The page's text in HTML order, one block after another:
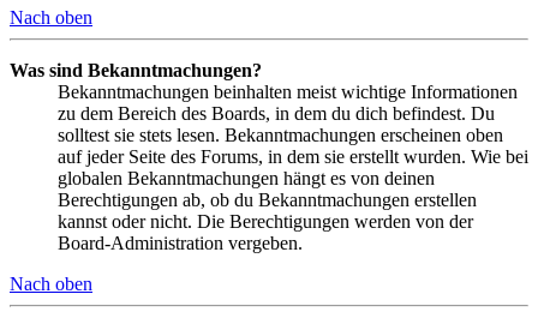
Nach oben
Was sind Bekanntmachungen?
Bekanntmachungen beinhalten meist wichtige Informationen
zu dem Bereich des Boards, in dem du dich befindest. Du
solltest sie stets lesen. Bekanntmachungen erscheinen oben
auf jeder Seite des Forums, in dem sie erstellt wurden. Wie bei
globalen Bekanntmachungen hängt es von deinen
Berechtigungen ab, ob du Bekanntmachungen erstellen
kannst oder nicht. Die Berechtigungen werden von der
Board-Administration vergeben.
Nach oben